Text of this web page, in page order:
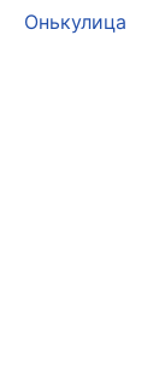
Онькулица